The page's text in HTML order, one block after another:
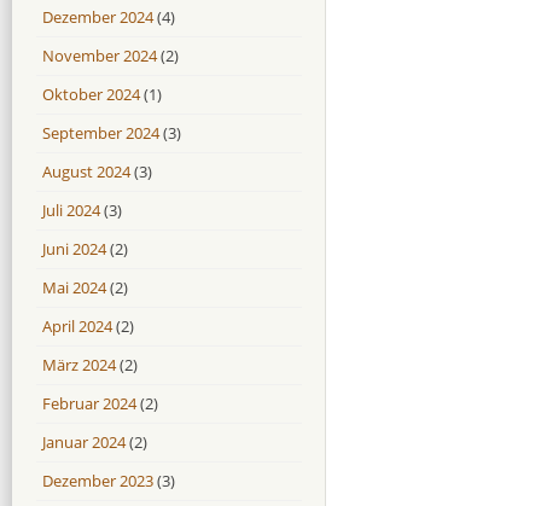
Dezember 2024(4)
November 2024(2)
Oktober 2024(1)
September 2024(3)
August 2024(3)
Juli 2024(3)
Juni 2024(2)
Mai 2024(2)
April 2024(2)
März 2024(2)
Februar 2024(2)
Januar 2024(2)
Dezember 2023(3)